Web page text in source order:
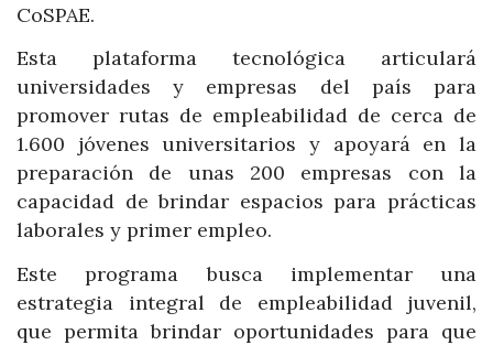
CoSPAE.
Esta plataforma tecnológica articulará
universidades y empresas del país para
promover rutas de empleabilidad de cerca de
1.600 jóvenes universitarios y apoyará en la
preparación de unas 200 empresas con la
capacidad de brindar espacios para prácticas
laborales y primer empleo.
Este programa busca implementar una
estrategia integral de empleabilidad juvenil,
que permita brindar oportunidades para que